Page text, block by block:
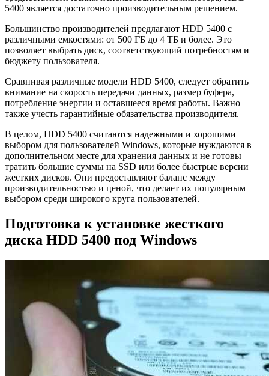
5400 является достаточно производительным решением.
Большинство производителей предлагают HDD 5400 с
различными емкостями: от 500 ГБ до 4 ТБ и более. Это
позволяет выбрать диск, соответствующий потребностям и
бюджету пользователя.
Сравнивая различные модели HDD 5400, следует обратить
внимание на скорость передачи данных, размер буфера,
потребление энергии и оставшееся время работы. Важно
также учесть гарантийные обязательства производителя.
В целом, HDD 5400 считаются надежными и хорошими
выбором для пользователей Windows, которые нуждаются в
дополнительном месте для хранения данных и не готовы
тратить большие суммы на SSD или более быстрые версии
жестких дисков. Они предоставляют баланс между
производительностью и ценой, что делает их популярным
выбором среди широкого круга пользователей.
Подготовка к установке жесткого
диска HDD 5400 под Windows